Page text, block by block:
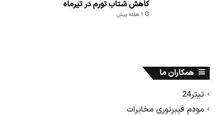
کاهش شتاب تورم در تیرماه
1 هفته پیش
همکاران ما
تیتر24
مودم فیبرنوری مخابرات